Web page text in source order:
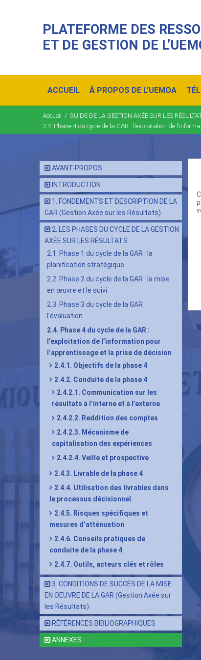
PLATEFORME DES
ET DE GESTION DE
navigation
ACCUEIL À PROPOS DE L’UEMOA
Fil
d'Ariane
Accueil / GUIDE DE LA GESTION AXÉE SUR LES
2.4. Phase 4 du cycle de la GAR : l’exploitation de
AVANT-PROPOS
INTRODUCTION
1. FONDEMENTS ET DESCRIPTION DE LA
GAR (Gestion Axée sur les Résultats)
2. LES PHASES DU CYCLE DE LA GESTION
AXÉE SUR LES RÉSULTATS
2.1. Phase 1 du cycle de la GAR : la
planification stratégique
2.2. Phase 2 du cycle de la GAR : la mise
en œuvre et le suivi
2.3. Phase 3 du cycle de la GAR :
l’évaluation
2.4. Phase 4 du cycle de la GAR :
l’exploitation de l’information pour
l’apprentissage et la prise de décision
2.4.1. Objectifs de la phase 4
2.4.2. Conduite de la phase 4
2.4.2.1. Communication sur les
résultats à l’interne et à l’externe
2.4.2.2. Reddition des comptes
2.4.2.3. Mécanisme de
capitalisation des expériences
2.4.2.4. Veille et prospective
2.4.3. Livrable de la phase 4
2.4.4. Utilisation des livrables dans
le processus décisionnel
2.4.5. Risques spécifiques et
mesures d’atténuation
2.4.6. Conseils pratiques de
conduite de la phase 4
2.4.7. Outils, acteurs clés et rôles
3. CONDITIONS DE SUCCÈS DE LA MISE
EN OEUVRE DE LA GAR (Gestion Axée sur
les Résultats)
RÉFÉRENCES BIBLIOGRAPHIQUES
ANNEXES